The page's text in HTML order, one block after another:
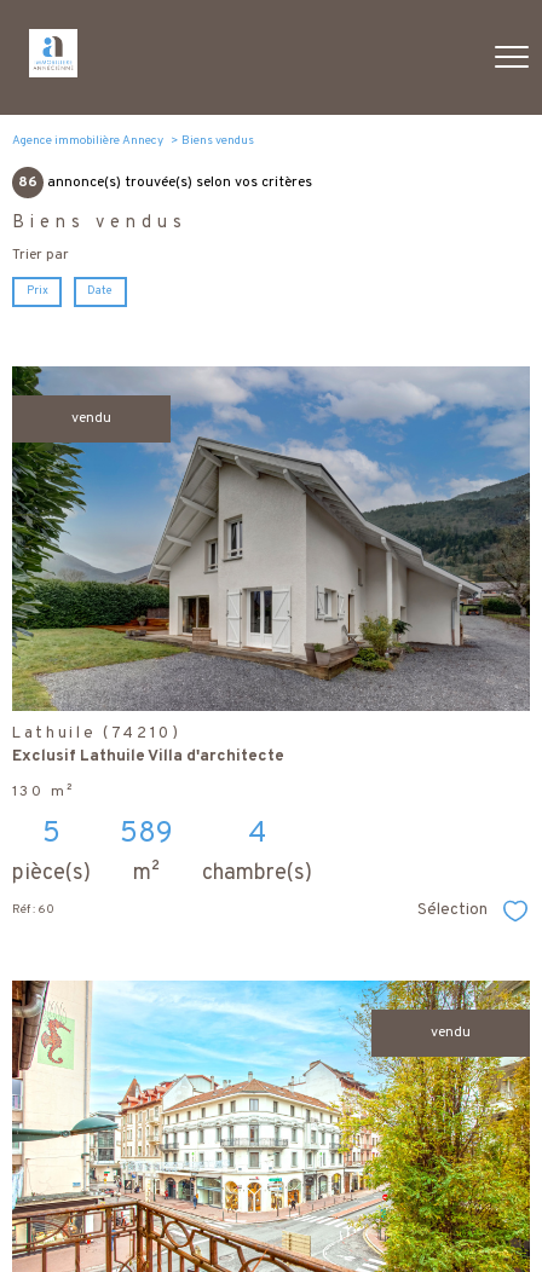
Agence immobilière Annecy Biens vendus
86 annonce(s) trouvée(s) selon vos critères
Biens vendus
Trier par
Prix Date
vendu
voir le
bien
Lathuile (74210)
Exclusif Lathuile Villa d'architecte
130 m²
5
pièce(s)
589
m²
4
chambre(s)
Réf : 60 Sélection
vendu
voir le
bien